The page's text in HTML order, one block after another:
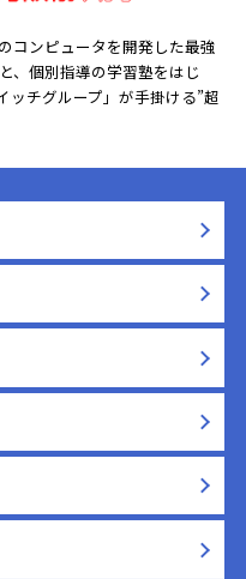
コンピュータを開発した最強
個別指導の学習塾をはじ
ッチグループ」が手掛ける”超